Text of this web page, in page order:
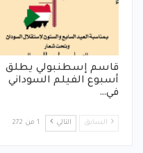
قاسم إسطنبولي يطلق
أسبوع الفيلم السوداني
في…
السابق التالي 1 من 272